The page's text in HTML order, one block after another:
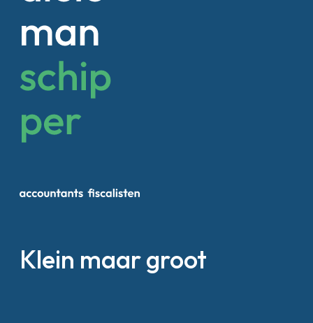
Klein maar groot